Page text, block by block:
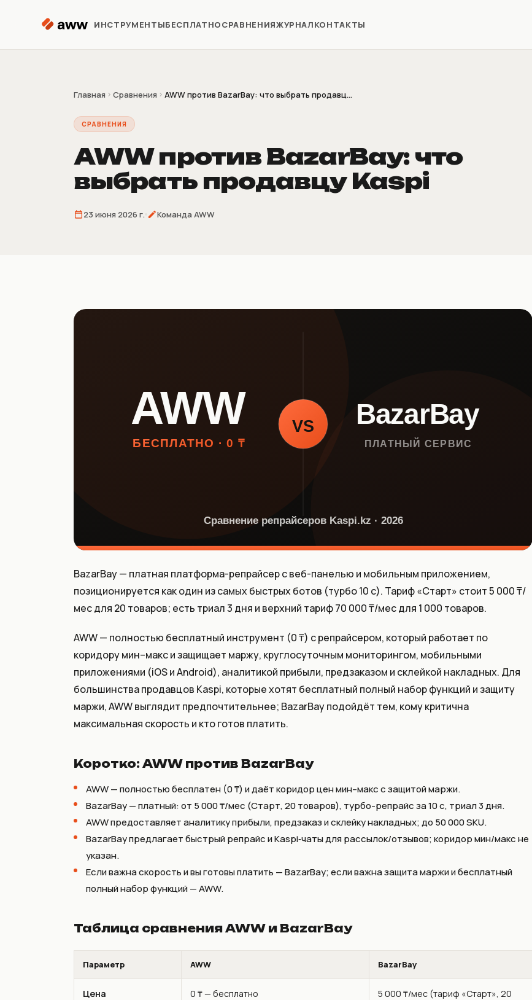
ИНСТРУМЕНТЫ
Предзаказ
Продажи до поставки
июля
БЕСПЛАТНОСРАВНЕНИЯЖУРНАЛКОНТАКТЫ
Главная Сравнения AWW против BazarBay: что выбрать продавц...
СРАВНЕНИЯ
AWW против BazarBay: что
выбрать продавцу Kaspi
23 июня 2026 г. Команда AWW
BazarBay — платная платформа-репрайсер с веб-панелью и мобильным приложением,
позиционируется как один из самых быстрых ботов (турбо 10 с). Тариф «Старт» стоит 5 000 ₸/
мес для 20 товаров; есть триал 3 дня и верхний тариф 70 000 ₸/мес для 1 000 товаров.
AWW — полностью бесплатный инструмент (0 ₸) с репрайсером, который работает по
коридору мин–макс и защищает маржу, круглосуточным мониторингом, мобильными
приложениями (iOS и Android), аналитикой прибыли, предзаказом и склейкой накладных. Для
большинства продавцов Kaspi, которые хотят бесплатный полный набор функций и защиту
маржи, AWW выглядит предпочтительнее; BazarBay подойдёт тем, кому критична
максимальная скорость и кто готов платить.
Коротко: AWW против BazarBay
AWW — полностью бесплатен (0 ₸) и даёт коридор цен мин–макс с защитой маржи.
BazarBay — платный: от 5 000 ₸/мес (Старт, 20 товаров), турбо-репрайс за 10 с, триал 3 дня.
AWW предоставляет аналитику прибыли, предзаказ и склейку накладных; до 50 000 SKU.
BazarBay предлагает быстрый репрайс и Kaspi‑чаты для рассылок/отзывов; коридор мин/макс не
указан.
Если важна скорость и вы готовы платить — BazarBay; если важна защита маржи и бесплатный
полный набор функций — AWW.
Таблица сравнения AWW и BazarBay
Параметр AWW BazarBay
Цена 0 ₸ — бесплатно
5 000 ₸/мес (тариф «Старт», 20